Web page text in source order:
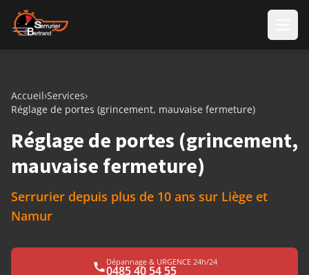
Aller au contenu
Accueil›Services›
Réglage de portes (grincement, mauvaise fermeture)
Réglage de portes (grincement,
mauvaise fermeture)
Serrurier depuis plus de 10 ans sur Liège et
Namur
Dépannage & URGENCE 24h/24
0485 40 54 55